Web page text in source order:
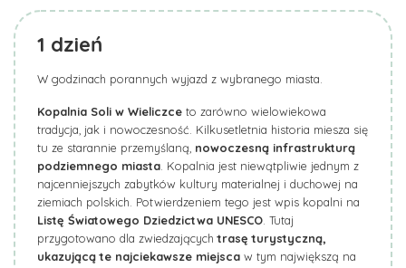
1 dzień
W godzinach porannych wyjazd z wybranego miasta.
Kopalnia Soli w Wieliczce to zarówno wielowiekowa
tradycja, jak i nowoczesność. Kilkusetletnia historia miesza się
tu ze starannie przemyślaną, nowoczesną infrastrukturą
podziemnego miasta . Kopalnia jest niewątpliwie jednym z
najcenniejszych zabytków kultury materialnej i duchowej na
ziemiach polskich. Potwierdzeniem tego jest wpis kopalni na
Listę Światowego Dziedzictwa UNESCO . Tutaj
przygotowano dla zwiedzającychtrasę turystyczną,
ukazującą te najciekawsze miejsca w tym największą na